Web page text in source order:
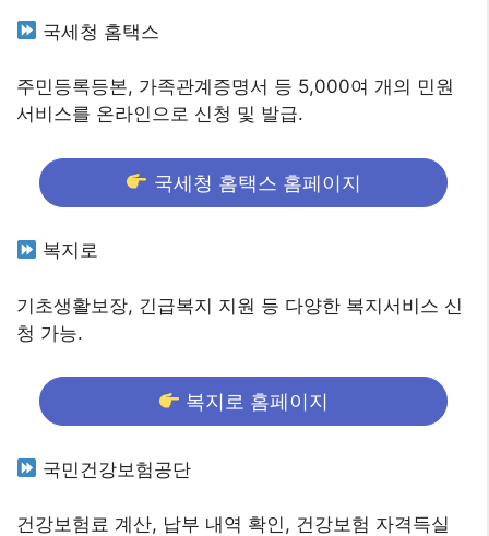
국세청 홈택스
주민등록등본, 가족관계증명서 등 5,000여 개의 민원
서비스를 온라인으로 신청 및 발급.
국세청 홈택스 홈페이지
복지로
기초생활보장, 긴급복지 지원 등 다양한 복지서비스 신
청 가능.
복지로 홈페이지
국민건강보험공단
건강보험료 계산, 납부 내역 확인, 건강보험 자격득실